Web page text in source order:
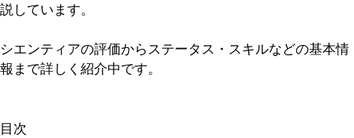
説しています。
シエンティアの評価からステータス・スキルなどの基本情
報まで詳しく紹介中です。
目次